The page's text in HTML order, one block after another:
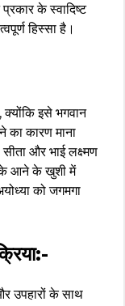
के स्वादिष्ट
हिस्सा है।
क्योंकि इसे भगवान
का कारण माना
और भाई लक्ष्मण
आने के खुशी में
को जगमगा
उपहारों के साथ